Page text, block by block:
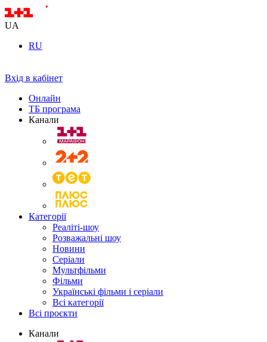
UA
RU
Вхід в кабінет
Онлайн
ТБ програма
Канали
Категорії
Реаліті-шоу
Розважальні шоу
Новини
Серіали
Мультфільми
Фільми
Українські фільми і серіали
Всі категорії
Всі проєкти
Канали